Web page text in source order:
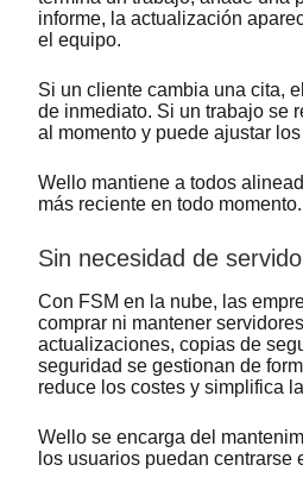
informe, la actualización
el equipo.
Si un cliente cambia una cita,
de inmediato. Si un trabajo se
al momento y puede ajustar
Wello mantiene a todos
más reciente en todo momento.
Sin necesidad de
Con FSM en la nube, las
comprar ni mantener
actualizaciones, copias de
seguridad se gestionan de
reduce los costes y simplifica
Wello se encarga del
los usuarios puedan centrarse